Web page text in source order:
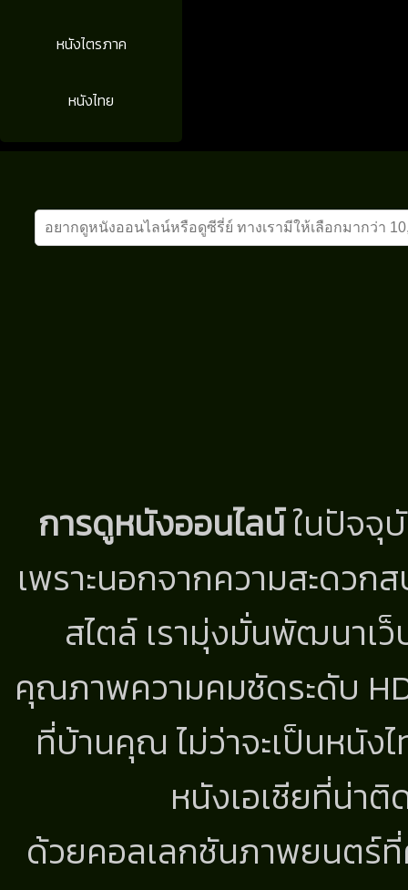
หนังไตรภาค
หนังไทย
การดูหนังออนไลน์ในปัจจุ
เพราะนอกจากความสะดว
สไตล์ เรามุ่งมั่นพัฒนาเ
คุณภาพความคมชัดระดับ
ที่บ้านคุณ ไม่ว่าจะเป็นหนั
หนังเอเชียที่น่า
ด้วยคอลเลกชันภาพยนตร์